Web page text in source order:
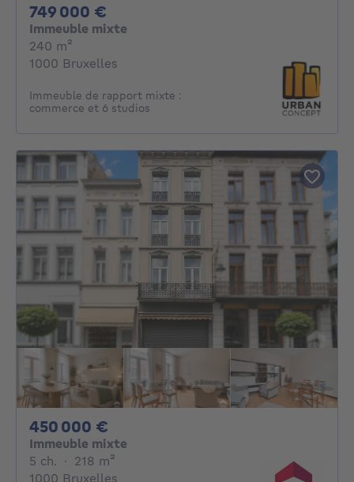
749 000 €
Immeuble mixte
240 m²
1000 Bruxelles
Immeuble de rapport mixte :
commerce et 6 studios
450 000 €
Immeuble mixte
5 ch. 5 chambres
· 218 m²
1000 Bruxelles